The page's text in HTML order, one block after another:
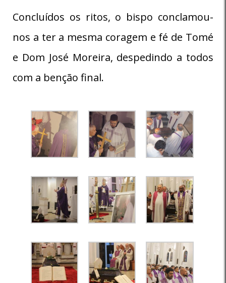
Concluídos os ritos, o bispo conclamou-
nos a ter a mesma coragem e fé de Tomé
e Dom José Moreira, despedindo a todos
com a benção final.